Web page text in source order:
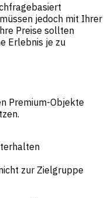
jedoch mit Ihrer
Preise sollten
Erlebnis je zu
Premium-Objekte
zur Zielgruppe